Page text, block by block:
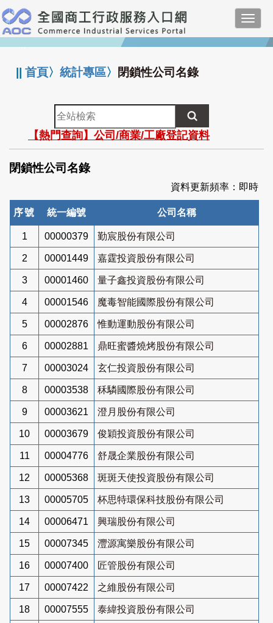
跳
到
主
要
:::
||首頁〉統計專區〉 閉鎖性公司名錄
全
站
檢
索
【熱門查詢】公司/商業/工廠登記資料
閉鎖性公司名錄
資料更新頻率：即時
序號 統一編號 公司名稱
1 00000379 勤宸股份有限公司
2 00001449 嘉霆投資股份有限公司
3 00001460 量子鑫投資股份有限公司
4 00001546 魔毒智能國際股份有限公司
5 00002876 惟動運動股份有限公司
6 00002881 鼎旺蜜醬燒烤股份有限公司
7 00003024 玄仁投資股份有限公司
8 00003538 秝驎國際股份有限公司
9 00003621 澄月股份有限公司
10 00003679 俊穎投資股份有限公司
11 00004776 舒晟企業股份有限公司
12 00005368 斑斑天使投資股份有限公司
13 00005705 杯思特環保科技股份有限公司
14 00006471 興瑞股份有限公司
15 00007345 灃源寓樂股份有限公司
16 00007400 匠管股份有限公司
17 00007422 之維股份有限公司
18 00007555 泰緯投資股份有限公司